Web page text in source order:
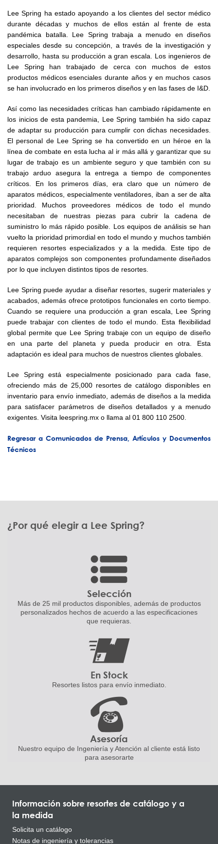
Lee Spring ha estado apoyando a los clientes del sector médico
durante décadas y muchos de ellos están al frente de esta
pandémica batalla. Lee Spring trabaja a menudo en diseños
especiales desde su concepción, a través de la investigación y
desarrollo, hasta su producción a gran escala. Los ingenieros de
Lee Spring han trabajado de cerca con muchos de estos
productos médicos esenciales durante años y en muchos casos
se han involucrado en los primeros diseños y en las fases de I&D.
Así como las necesidades críticas han cambiado rápidamente en
los inicios de esta pandemia, Lee Spring también ha sido capaz
de adaptar su producción para cumplir con dichas necesidades.
El personal de Lee Spring se ha convertido en un héroe en la
línea de combate en esta lucha al ir más allá y garantizar que su
lugar de trabajo es un ambiente seguro y que también con su
trabajo arduo asegura la entrega a tiempo de componentes
críticos. En los primeros días, era claro que un número de
aparatos médicos, especialmente ventiladores, iban a ser de alta
prioridad. Muchos proveedores médicos de todo el mundo
necesitaban de nuestras piezas para cubrir la cadena de
suministro lo más rápido posible. Los equipos de análisis se han
vuelto la prioridad primordial en todo el mundo y muchos también
requieren resortes especializados y a la medida. Este tipo de
aparatos complejos son componentes profundamente diseñados
por lo que incluyen distintos tipos de resortes.
Lee Spring puede ayudar a diseñar resortes, sugerir materiales y
acabados, además ofrece prototipos funcionales en corto tiempo.
Cuando se requiere una producción a gran escala, Lee Spring
puede trabajar con clientes de todo el mundo. Esta flexibilidad
global permite que Lee Spring trabaje con un equipo de diseño
en una parte del planeta y pueda producir en otra. Esta
adaptación es ideal para muchos de nuestros clientes globales.
Lee Spring está especialmente posicionado para cada fase,
ofreciendo más de 25,000 resortes de catálogo disponibles en
inventario para envío inmediato, además de diseños a la medida
para satisfacer parámetros de diseños detallados y a menudo
exigentes. Visita leespring.mx o llama al 01 800 110 2500.
Regresar a Comunicados de Prensa, Artículos y Documentos
Técnicos
¿Por qué elegir a Lee Spring?
Selección
Más de 25 mil productos disponibles, además de productos
personalizados hechos de acuerdo a las especificaciones
que requieras.
En Stock
Resortes listos paraenvío inmediato.
Asesoría
Nuestro equipo de Ingeniería y Atención al cliente está listo
para asesorarte
Información sobre resortes de catálogo y a
la medida
Solicita un catálogo
Notas de ingeniería y tolerancias